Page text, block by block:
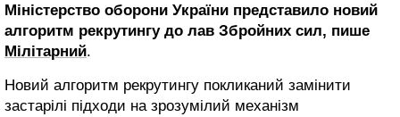
Міністерство оборони України представило новий
алгоритм рекрутингу до лав Збройних сил, пише
Мілітарний.
Новий алгоритм рекрутингу покликаний замінити
застарілі підходи на зрозумілий механізм